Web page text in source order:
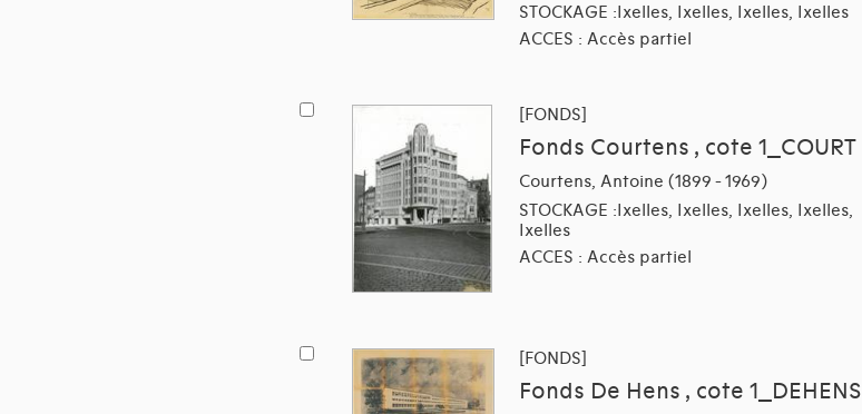
STOCKAGE :Ixelles, Ixelles, Ixelles, Ixelles
ACCES : Accès partiel
[FONDS]
Fonds Courtens , cote 1_COURT
Courtens, Antoine (1899 - 1969)
STOCKAGE :Ixelles, Ixelles, Ixelles, Ixelles,
Ixelles
ACCES : Accès partiel
[FONDS]
Fonds De Hens , cote 1_DEHENS